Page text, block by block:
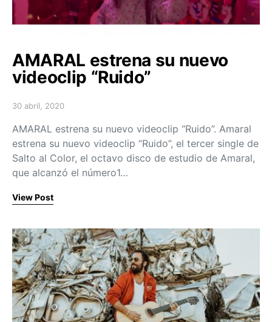
AMARAL estrena su nuevo
videoclip “Ruido”
Posted on
30 abril, 2020
AMARAL estrena su nuevo videoclip “Ruido”. Amaral
estrena su nuevo videoclip “Ruido”, el tercer single de
Salto al Color, el octavo disco de estudio de Amaral,
que alcanzó el número1…
View Post